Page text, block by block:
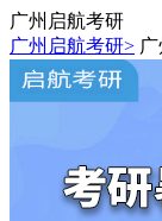
广州启航考研
广州启航考研>